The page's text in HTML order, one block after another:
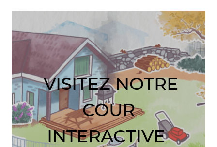
VISITEZ NOTRE
COUR
INTERACTIVE